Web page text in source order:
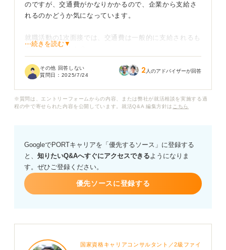
のですが、交通費がかなりかかるので、企業から支給さ
れるのかどうか気になっています。
就職活動の1次面接では、交通費は一般的に支給されるも
のなのでしょうか？
もし支給されるとしたら、どのような形で、いつ頃受け
ますでしょうか？
⋯続きを読む▼
その他 回答しない
質問日： 2025/7/24 2 人のアドバイザーが回答
※質問は、エントリーフォームからの内容、または弊社が就活相談を実施する過
程の中で寄せられた内容を公開しています。就活Q&A 編集方針は こちら
GoogleでPORTキャリアを「優先するソース」に登録する
と、 知りたいQ&Aへすぐにアクセスできるようになりま
す。ぜひご登録ください。
優先ソースに登録する
国家資格キャリアコンサルタント／2級ファイ